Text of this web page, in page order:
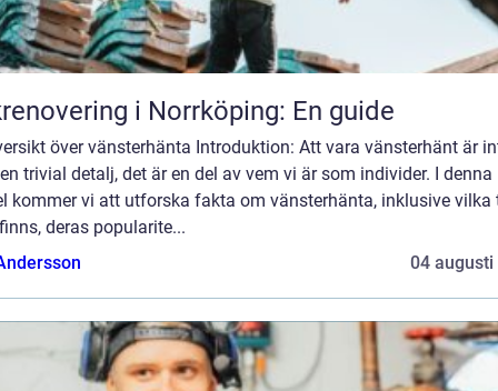
i Norrköping: En guide
över vänsterhänta Introduktion: Att vara vänsterhänt är
trivial detalj, det är en del av vem vi är som individer. I denna
kommer vi att utforska fakta om vänsterhänta, inklusive vilka
deras popularite...
04 augusti